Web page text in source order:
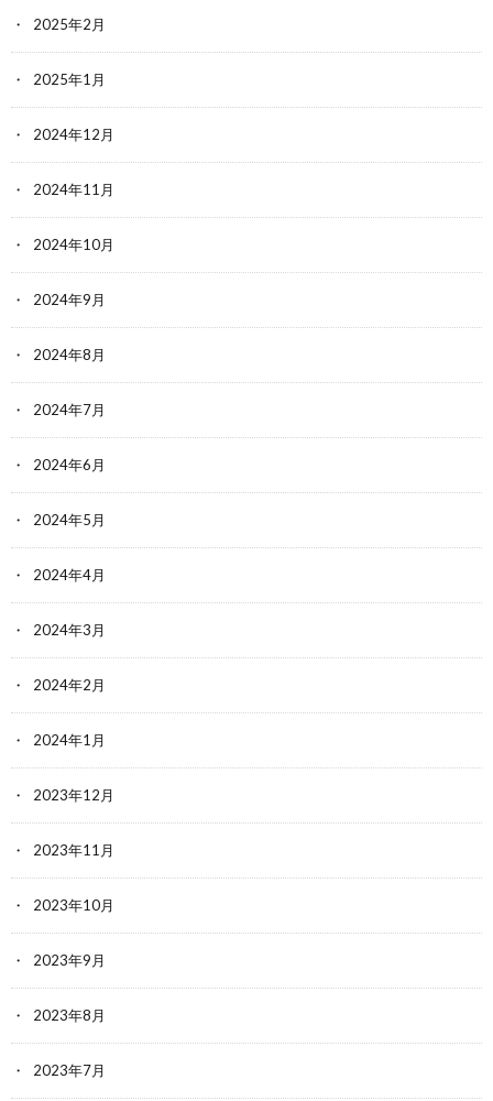
2025年2月
2025年1月
2024年12月
2024年11月
2024年10月
2024年9月
2024年8月
2024年7月
2024年6月
2024年5月
2024年4月
2024年3月
2024年2月
2024年1月
2023年12月
2023年11月
2023年10月
2023年9月
2023年8月
2023年7月